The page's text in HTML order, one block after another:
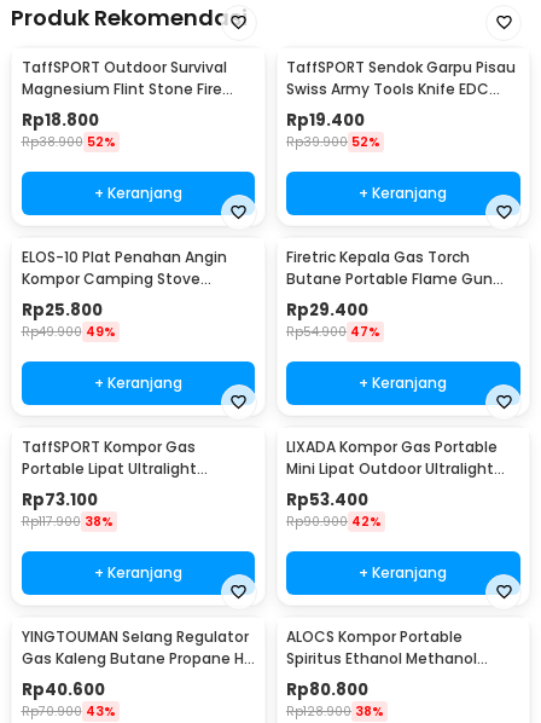
Produk Rekomendasi
TaffSPORT Outdoor Survival
Magnesium Flint Stone Fire
Starter Whistle - JD1422
Rp18.800
Rp38.900 52%
+ Keranjang
TaffSPORT Sendok Garpu Pisau
Swiss Army Tools Knife EDC
6in1 - A007
Rp19.400
Rp39.900 52%
+ Keranjang
ELOS-10 Plat Penahan Angin
Kompor Camping Stove
Windshield Aluminium - E002
Rp25.800
Rp49.900 49%
+ Keranjang
Firetric Kepala Gas Torch
Butane Portable Flame Gun
Adjustable - 807
Rp29.400
Rp54.900 47%
+ Keranjang
TaffSPORT Kompor Gas
Portable Lipat Ultralight
Camping Stove Outdoor -
WSS-201
Rp73.100
Rp117.900 38%
+ Keranjang
LIXADA Kompor Gas Portable
Mini Lipat Outdoor Ultralight
Camping Stove - SL-0102
Rp53.400
Rp90.900 42%
+ Keranjang
YINGTOUMAN Selang Regulator
Gas Kaleng Butane Propane Hi
Cook Outdoor - YTM-77
Rp40.600
Rp70.900 43%
ALOCS Kompor Portable
Spiritus Ethanol Methanol
Compact Camping Stove -
ALK01
Rp80.800
Rp128.900 38%